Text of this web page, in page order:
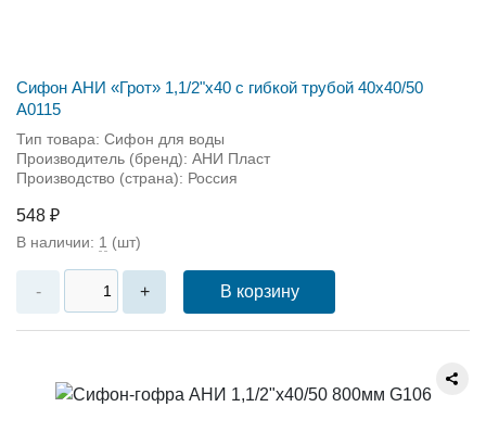
Сифон АНИ «Грот» 1,1/2"х40 с гибкой трубой 40х40/50
А0115
Тип товара: Сифон для воды
Производитель (бренд): АНИ Пласт
Производство (страна): Россия
548 ₽
В наличии: 1 (шт)
- + В корзину